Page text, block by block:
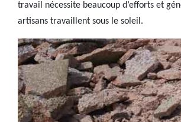
travail nécessite beaucoup d’efforts et
artisans travaillent sous le soleil.